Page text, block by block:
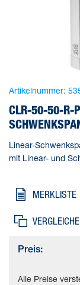
Artikelnummer:
CLR-50-50-R-
Linear-
mit Linear- und
Durchmesser=50
MERKLISTE
Preis:
Alle Preise